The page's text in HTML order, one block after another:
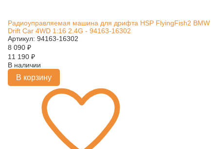
Радиоуправляемая машина для дрифта HSP FlyingFish2 BMW
Drift Car 4WD 1:16 2.4G - 94163-16302
Артикул: 94163-16302
8 090 ₽
11 190 ₽
В наличии
В корзину